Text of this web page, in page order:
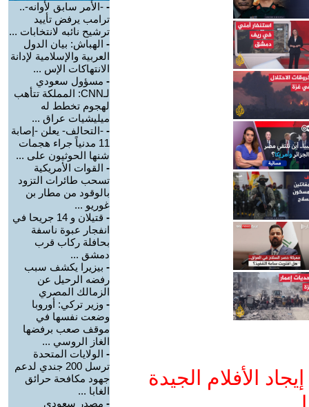
الأفلام الجيدة
- -الأمر سابق لأوانه-..
ترامب يرفض تأييد
ترشيح نائبه لانتخابات ...
- الهباش: بيان الدول
العربية والإسلامية لإدانة
الانتهاكات الإس ...
- مسؤول سعودي
لـCNN: المملكة تتأهب
لهجوم تخطط له
ميليشيات عراق ...
- -التحالف- يعلن -إصابة
11 مدنياً جراء هجمات
شنها الحوثيون على ...
- القوات الأمريكية
تسحب طائرات التزود
بالوقود من مطار بن
غوريو ...
-
قتيلان و 14 جريحا في
انفجار عبوة ناسفة
بحافلة ركاب قرب
دمشق ...
- بيزيرا يكشف سبب
رفضه الرحيل عن
الزمالك المصري
- وزير تركي: أوروبا
وضعت نفسها في
موقف صعب برفضها
الغاز الروسي ...
- الولايات المتحدة
ترسل 200 جندي لدعم
جهود مكافحة حرائق
الغابا ...
- مصدر سعودي